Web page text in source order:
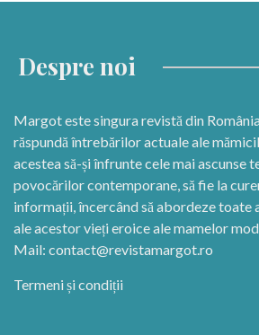
Despre noi
Margot este singura revistă din
răspundă întrebărilor actuale ale
acestea să-și înfrunte cele mai ascunse
povocărilor contemporane, să fie la
informații, încercând să abordeze toate
ale acestor vieți eroice ale mamelor
Mail: contact@revistamargot.ro
Termeni și condiții